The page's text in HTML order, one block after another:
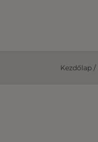
Kezdőlap /